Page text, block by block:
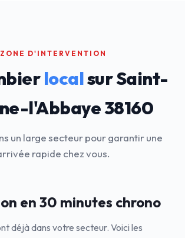
ZONE D'INTERVENTION
localsur Saint-
l'Abbaye 38160
un large secteur pour garantir une
rapide chez vous.
en 30 minutes chrono
déjà dans votre secteur. Voici les